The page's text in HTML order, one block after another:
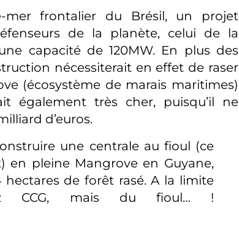
mer frontalier du Brésil, un projet
de la planète, celui de la
capacité de 120MW. En plus des
nécessiterait en effet de raser
(écosystème de marais maritimes)
également très cher, puisqu’il ne
d’euros.
une centrale au fioul (ce
en pleine Mangrove en Guyane,
hectares de forêt rasé. A la limite
CCG, mais du fioul… !